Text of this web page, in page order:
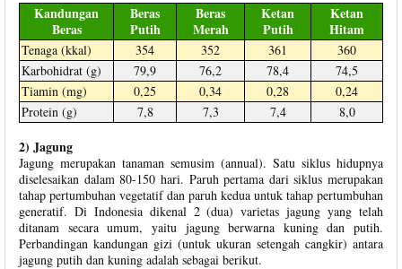
Kandungan
Beras
Beras
Putih
Beras
Merah
Ketan
Putih
Ketan
Hitam
Tenaga (kkal) 354 352 361
360
Karbohidrat (g)
79,9 76,2 78,4
74,5
Tiamin (mg)
0,25 0,34 0,28
0,24
Protein (g)
7,8 7,3 7,4 8,0
2) Jagung
Jagung merupakan tanaman semusim (annual). Satu siklus hidupnya
diselesaikan dalam 80-150 hari. Paruh pertama dari siklus merupakan
tahap pertumbuhan vegetatif dan paruh kedua untuk tahap pertumbuhan
generatif. Di Indonesia dikenal 2 (dua) varietas jagung yang telah
ditanam secara umum, yaitu jagung berwarna kuning dan putih.
Perbandingan kandungan gizi (untuk ukuran setengah cangkir) antara
jagung putih dan kuning adalah sebagai berikut.